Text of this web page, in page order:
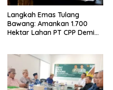
Langkah Emas Tulang
Bawang: Amankan 1.700
Hektar Lahan PT CPP Demi